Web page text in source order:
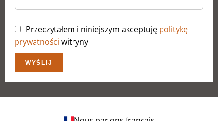
Przeczytałem i niniejszym akceptuję politykę
prywatności witryny
WYŚLIJ